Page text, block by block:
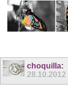
choquilla:
28.10.2012